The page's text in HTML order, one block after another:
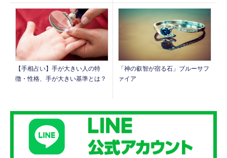
【手相占い】手が大きい人の特
徴・性格、手が大きい基準とは？
「神の叡智が宿る石」ブルーサフ
ァイア